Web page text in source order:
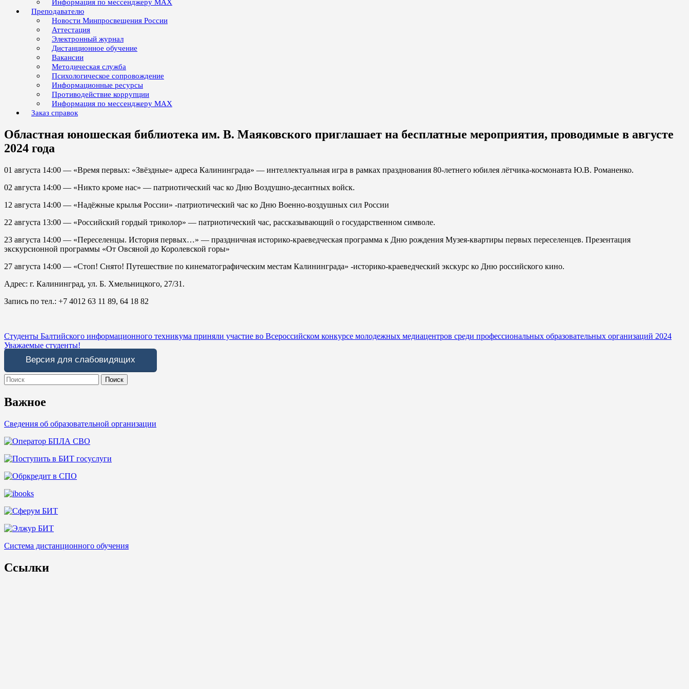
Информация по мессенджеру MAX
Преподавателю
Новости Минпросвещения России
Аттестация
Электронный журнал
Дистанционное обучение
Вакансии
Методическая служба
Психологическое сопровождение
Информационные ресурсы
Противодействие коррупции
Информация по мессенджеру MAX
Заказ справок
Областная юношеская библиотека им. В. Маяковского приглашает на бесплатные мероприятия, проводимые в августе
2024 года
01 августа 14:00 — «Время первых: «Звёздные» адреса Калининграда» — интеллектуальная игра в рамках празднования 80-летнего юбилея лётчика-космонавта Ю.В. Романенко.
02 августа 14:00 — «Никто кроме нас» — патриотический час ко Дню Воздушно-десантных войск.
12 августа 14:00 — «Надёжные крылья России» -патриотический час ко Дню Военно-воздушных сил России
22 августа 13:00 — «Российский гордый триколор» — патриотический час, рассказывающий о государственном символе.
23 августа 14:00 — «Переселенцы. История первых…» — праздничная историко-краеведческая программа к Дню рождения Музея-квартиры первых переселенцев. Презентация
экскурсионной программы «От Овсяной до Королевской горы»
27 августа 14:00 — «Стоп! Снято! Путешествие по кинематографическим местам Калининграда» -историко-краеведческий экскурс ко Дню российского кино.
Адрес: г. Калининград, ул. Б. Хмельницкого, 27/31.
Запись по тел.: +7 4012 63 11 89, 64 18 82
Навигация
по
записям
Студенты Балтийского информационного техникума приняли участие во Всероссийском конкурсе молодежных медиацентров среди профессиональных образовательных организаций 2024
Уважаемые студенты!
Версия для слабовидящих
Search
for:
Важное
Сведения об образовательной организации
Система дистанционного обучения
Ссылки